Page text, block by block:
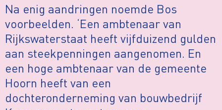
Na enig aandringen noemde Bos
voorbeelden. ‘Een ambtenaar van
Rijkswaterstaat heeft vijfduizend gulden
aan steekpenningen aangenomen. En
een hoge ambtenaar van de gemeente
Hoorn heeft van een
dochteronderneming van bouwbedrijf